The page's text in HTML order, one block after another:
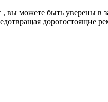
, вы можете быть уверены в
дорогостоящие